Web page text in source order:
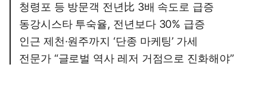
청령포 등 방문객 전년比 3배 속도로 급증
동강시스타 투숙율, 전년보다 30% 급증
인근 제천·원주까지 ‘단종 마케팅’ 가세
전문가 “글로벌 역사 레저 거점으로 진화해야”